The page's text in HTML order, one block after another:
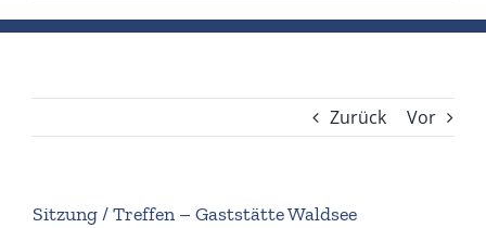
Zurück Vor
Sitzung / Treffen – Gaststätte Waldsee